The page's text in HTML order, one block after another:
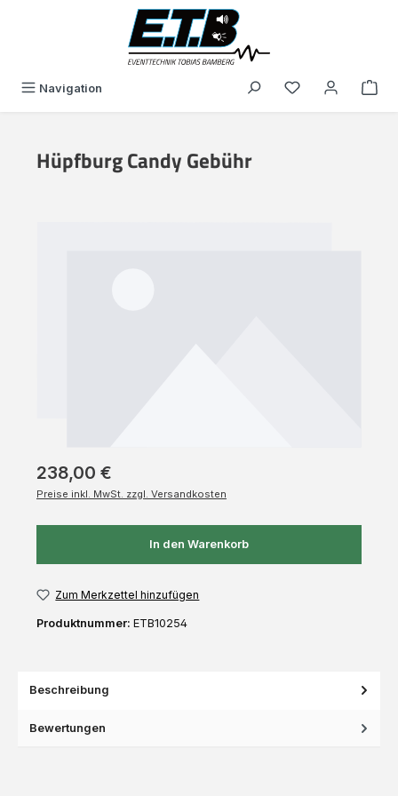
Navigation Du hast 0
Hüpfburg Candy Gebühr
238,00 €
Preise inkl. MwSt. zzgl. Versandkosten
In den Warenkorb
Zum Merkzettel hinzufügen
Produktnummer: ETB10254
Beschreibung
Bewertungen